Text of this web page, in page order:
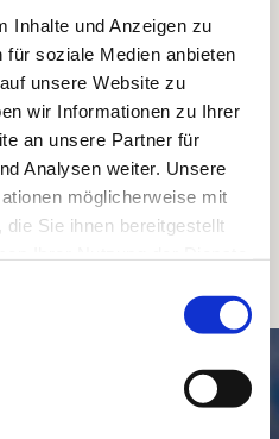
Inhalte und Anzeigen zu
soziale Medien anbieten
unsere Website zu
wir Informationen zu Ihrer
an unsere Partner für
Analysen weiter. Unsere
möglicherweise mit
Sie ihnen bereitgestellt